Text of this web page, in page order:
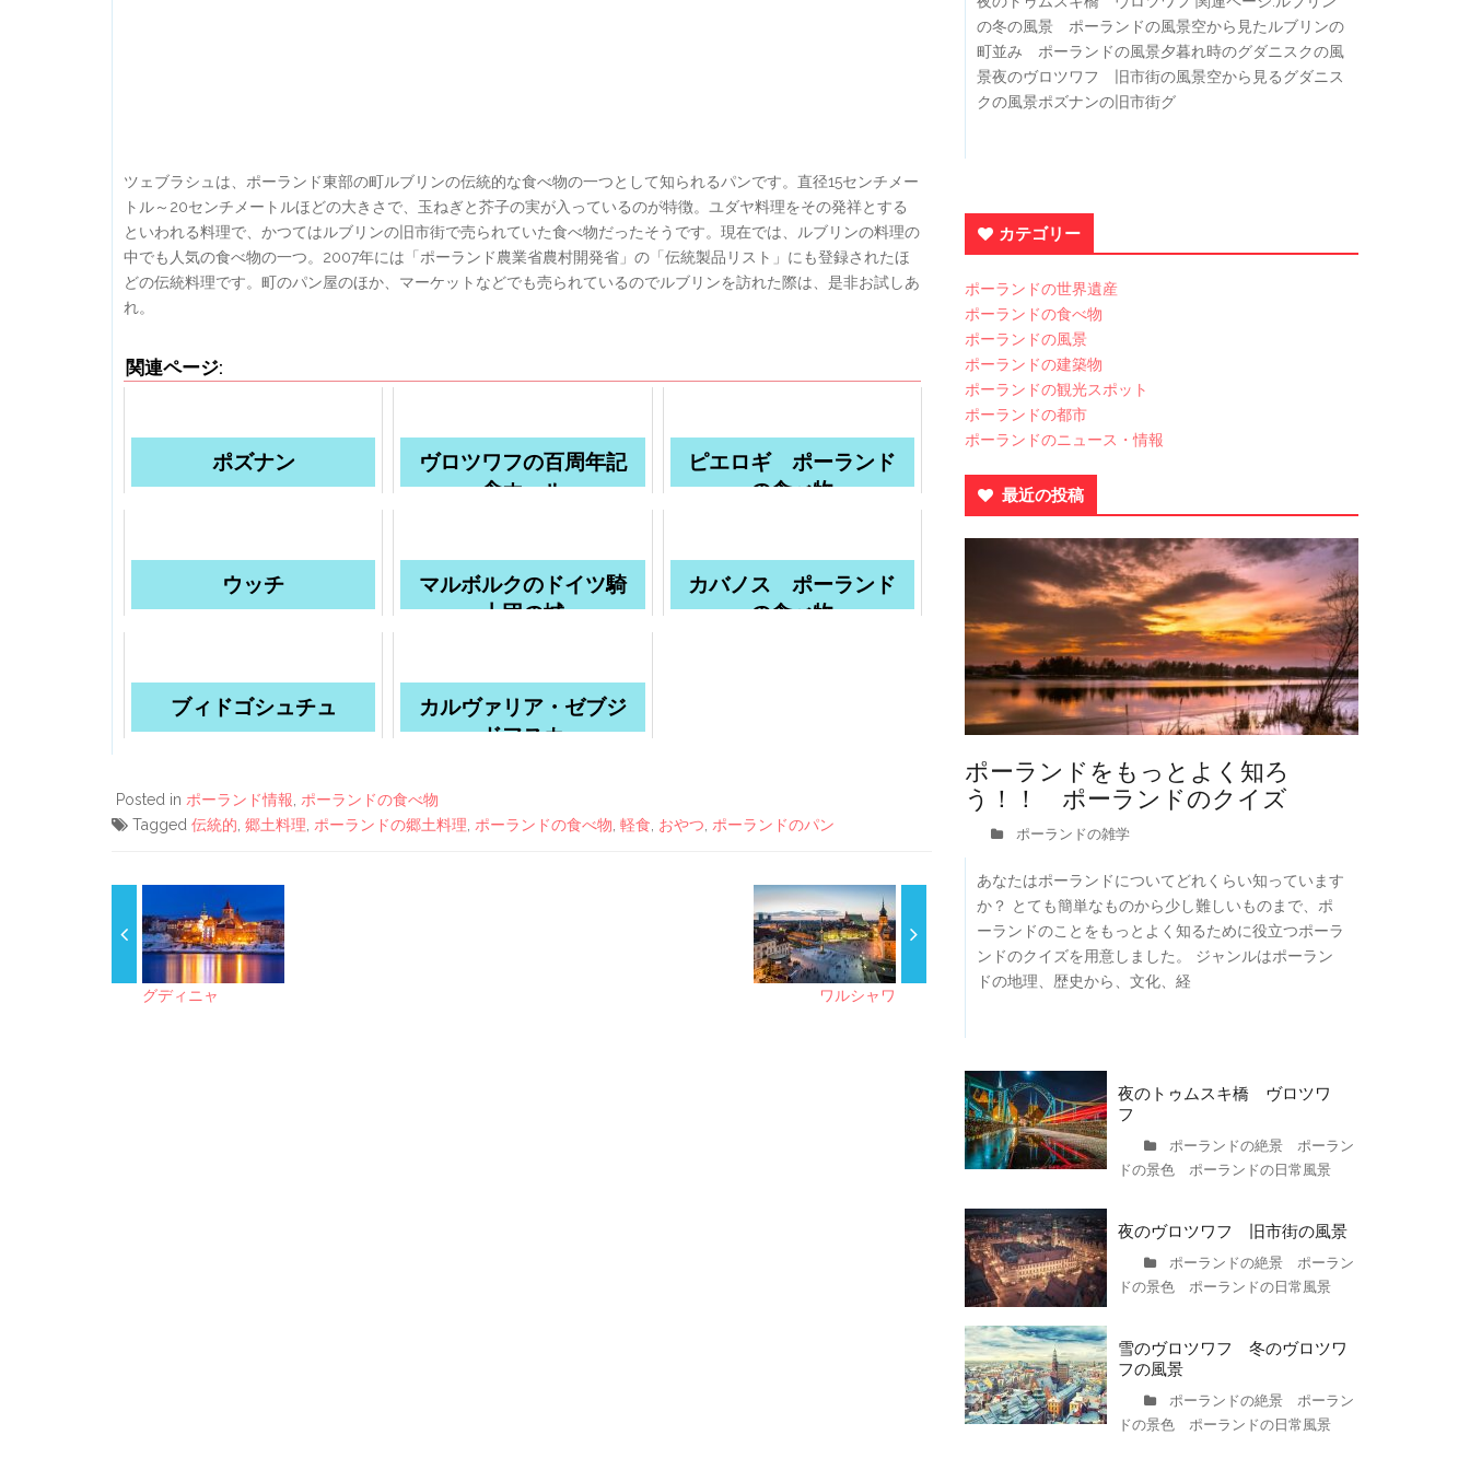
ツェブラシュは、ポーランド東部の町ルブリンの伝統的な食べ物の一つとして知られるパンです。直径15センチメー
トル～20センチメートルほどの大きさで、玉ねぎと芥子の実が入っているのが特徴。ユダヤ料理をその発祥とする
といわれる料理で、かつてはルブリンの旧市街で売られていた食べ物だったそうです。現在では、ルブリンの料理の
中でも人気の食べ物の一つ。2007年には「ポーランド農業省農村開発省」の「伝統製品リスト」にも登録されたほ
どの伝統料理です。町のパン屋のほか、マーケットなどでも売られているのでルブリンを訪れた際は、是非お試しあ
れ。
関連ページ:
ポズナン
ヴロツワフの百周年記
念ホール
ピエロギ ポーランド
の食べ物
ウッチ
マルボルクのドイツ騎
士団の城
カバノス ポーランド
の食べ物
ブィドゴシュチュ
カルヴァリア・ゼブジ
ドフスカ
Posted in ポーランド情報 ポーランドの食べ物
Tagged 伝統的 郷土料理 ポーランドの郷土料理 ポーランドの食べ物 軽食 おやつ ポーランドのパン
グディニャ ワルシャワ
の冬の風景 ポーランドの風景空から見たルブリンの
町並み ポーランドの風景夕暮れ時のグダニスクの風
景夜のヴロツワフ 旧市街の風景空から見るグダニス
クの風景ポズナンの旧市街グ
カテゴリー
ポーランドの世界遺産
ポーランドの食べ物
ポーランドの風景
ポーランドの建築物
ポーランドの観光スポット
ポーランドの都市
ポーランドのニュース・情報
最近の投稿
ポーランドをもっとよく知ろ
う！！ ポーランドのクイズ
ポーランドの雑学
あなたはポーランドについてどれくらい知っています
か？ とても簡単なものから少し難しいものまで、ポ
ーランドのことをもっとよく知るために役立つポーラ
ンドのクイズを用意しました。 ジャンルはポーラン
ドの地理、歴史から、文化、経
夜のトゥムスキ橋 ヴロツワ
フ
ポーランドの絶景 ポーラン
ドの景色 ポーランドの日常風景
夜のヴロツワフ 旧市街の風景
ポーランドの絶景 ポーラン
ドの景色 ポーランドの日常風景
雪のヴロツワフ 冬のヴロツワ
フの風景
ポーランドの絶景 ポーラン
ドの景色 ポーランドの日常風景